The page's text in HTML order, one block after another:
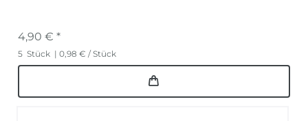
4,90 € *
5 Stück | 0,98 € / Stück